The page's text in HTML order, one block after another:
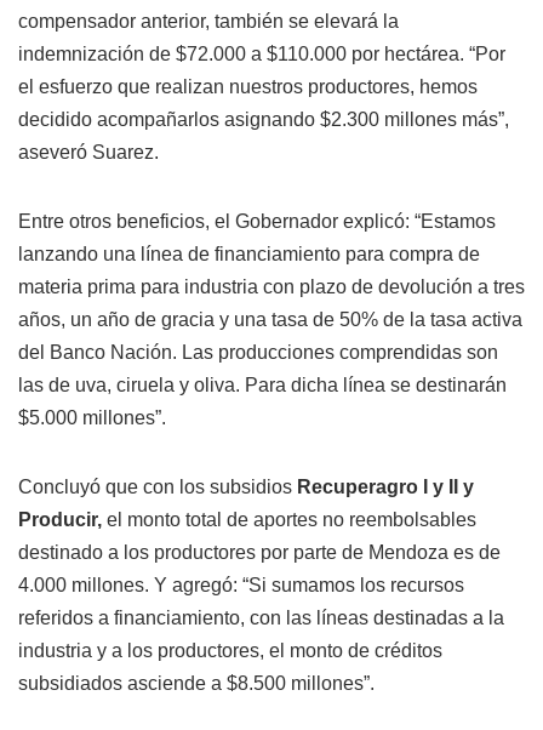
compensador anterior, también se elevará la
indemnización de $72.000 a $110.000 por hectárea. “Por
el esfuerzo que realizan nuestros productores, hemos
decidido acompañarlos asignando $2.300 millones más”,
aseveró Suarez.
Entre otros beneficios, el Gobernador explicó: “Estamos
lanzando una línea de financiamiento para compra de
materia prima para industria con plazo de devolución a tres
años, un año de gracia y una tasa de 50% de la tasa activa
del Banco Nación. Las producciones comprendidas son
las de uva, ciruela y oliva. Para dicha línea se destinarán
$5.000 millones”.
Concluyó que con los subsidios Recuperagro I y II y
Producir, el monto total de aportes no reembolsables
destinado a los productores por parte de Mendoza es de
4.000 millones. Y agregó: “Si sumamos los recursos
referidos a financiamiento, con las líneas destinadas a la
industria y a los productores, el monto de créditos
subsidiados asciende a $8.500 millones”.